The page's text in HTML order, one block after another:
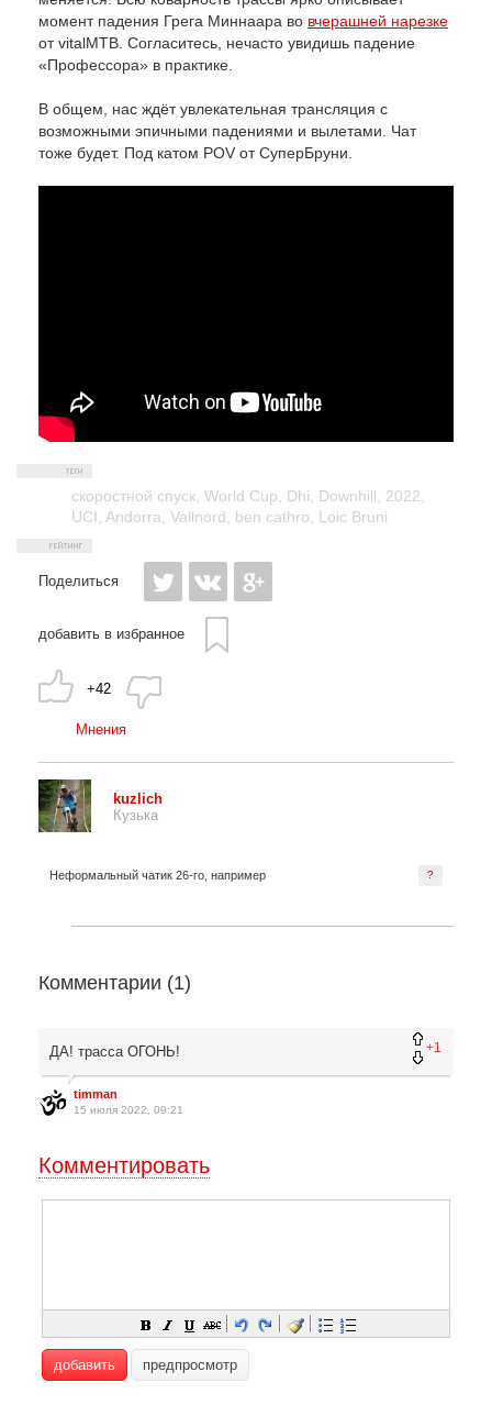
момент падения Грега Миннаара во вчерашней нарезке
от vitalMTB. Согласитесь, нечасто увидишь падение
«Профессора» в практике.
В общем, нас ждёт увлекательная трансляция с
возможными эпичными падениями и вылетами. Чат
тоже будет. Под катом POV от СуперБруни.
скоростной спуск World Cup Dhi Downhill 2022
UCI Andorra Vallnord ben cathro Loic Bruni
Поделиться
добавить в избранное
+42
Мнения
kuzlich
Кузька
?
Неформальный чатик 26-го, например
Комментарии (1)
+1
ДА! трасса ОГОНЬ!
timman
15 июля 2022, 09:21
Комментировать
добавить предпросмотр